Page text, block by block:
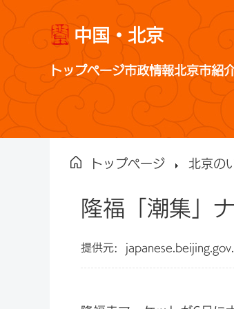
中国・北京
トップページ市政情報北京市紹
トップページ 北京の
隆福「潮集」
提供元: